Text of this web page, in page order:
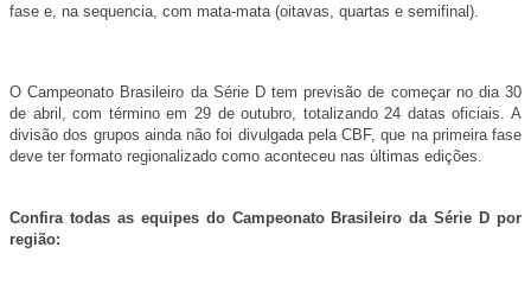
fase e, na sequencia, com mata-mata (oitavas, quartas e semifinal).
O Campeonato Brasileiro da Série D tem previsão de começar no dia 30
de abril, com término em 29 de outubro, totalizando 24 datas oficiais. A
divisão dos grupos ainda não foi divulgada pela CBF, que na primeira fase
deve ter formato regionalizado como aconteceu nas últimas edições.
Confira todas as equipes do Campeonato Brasileiro da Série D por
região: